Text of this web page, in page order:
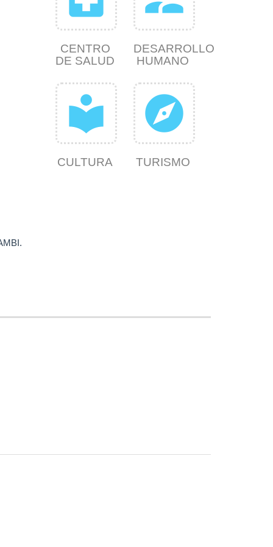
CENTRO
DE SALUD
DESARROLLO
HUMANO
local_library
CULTURA
explore
TURISMO